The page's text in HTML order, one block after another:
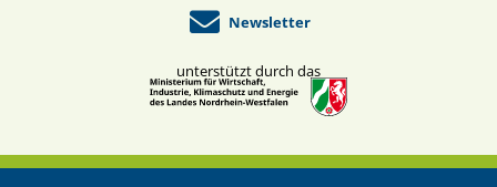
Newsletter
unterstützt durch das